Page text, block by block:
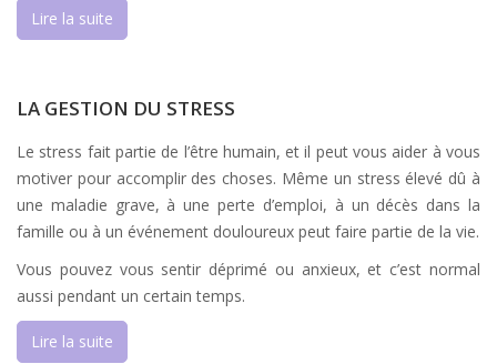
Lire la suite
LA GESTION DU STRESS
Le stress fait partie de l’être humain, et il peut vous aider à vous
motiver pour accomplir des choses. Même un stress élevé dû à
une maladie grave, à une perte d’emploi, à un décès dans la
famille ou à un événement douloureux peut faire partie de la vie.
Vous pouvez vous sentir déprimé ou anxieux, et c’est normal
aussi pendant un certain temps.
Lire la suite